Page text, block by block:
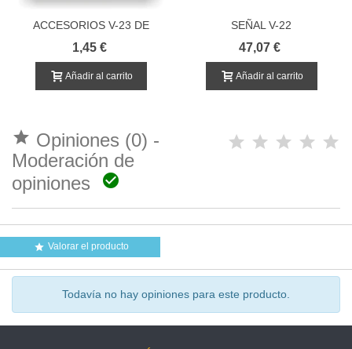
ACCESORIOS V-23 DE
APLICACION
1,45 €
Añadir al carrito
SEÑAL V-22
ACOMPAÑAMIENTO
47,07 €
Añadir al carrito
 Opiniones (0) -
Moderación de
opiniones

 Valorar el producto
Todavía no hay opiniones para este producto.